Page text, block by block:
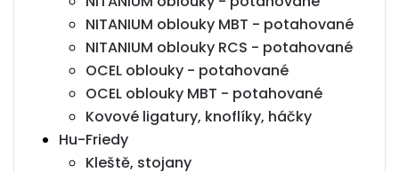
NITANIUM oblouky MBT - potahované
NITANIUM oblouky RCS - potahované
OCEL oblouky - potahované
OCEL oblouky MBT - potahované
Kovové ligatury, knoflíky, háčky
Hu-Friedy
Kleště, stojany